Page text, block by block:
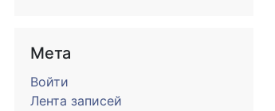
Мета
Войти
Лента записей